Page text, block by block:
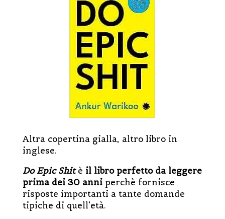
Altra copertina gialla, altro libro in
inglese.
Do Epic Shitè il libro perfetto da leggere
prima dei 30 anniperchè fornisce
risposte importanti a tante domande
tipiche di quell’età.